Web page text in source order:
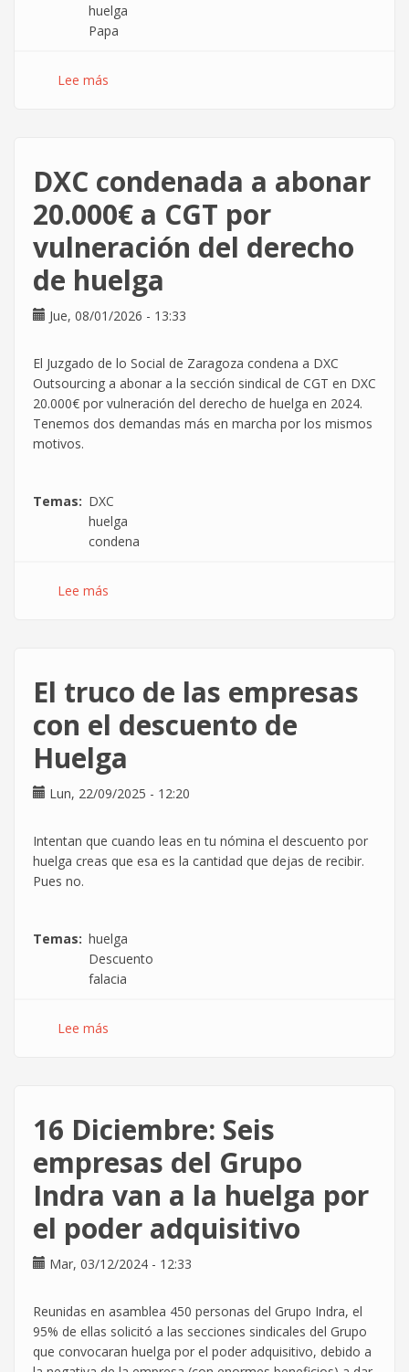
huelga
Papa
Lee más
¡LA
DIGNIDAD
NO
SE
APLAZA!
El
era
Nos
lo
han
quitado
DXC condenada a abonar
20.000€ a CGT por
vulneración del derecho
de huelga
Jue, 08/01/2026 - 13:33
El Juzgado de lo Social de Zaragoza condena a DXC
Outsourcing a abonar a la sección sindical de CGT en DXC
20.000€ por vulneración del derecho de huelga en 2024.
Tenemos dos demandas más en marcha por los mismos
motivos.
Temas
DXC
huelga
condena
Lee más
20.000€
a
CGT
por
vulneración
del
huelga
El truco de las empresas
con el descuento de
Huelga
Lun, 22/09/2025 - 12:20
Intentan que cuando leas en tu nómina el descuento por
huelga creas que esa es la cantidad que dejas de recibir.
Pues no.
Temas
huelga
Descuento
falacia
Lee más
empresas
el
descuento
de
Huelga
16 Diciembre: Seis
empresas del Grupo
Indra van a la huelga por
el poder adquisitivo
Mar, 03/12/2024 - 12:33
Reunidas en asamblea 450 personas del Grupo Indra, el
95% de ellas solicitó a las secciones sindicales del Grupo
que convocaran huelga por el poder adquisitivo, debido a